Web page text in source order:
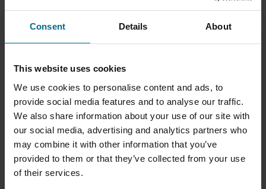
Consent Details About
This website uses cookies
We use cookies to personalise content and ads, to
provide social media features and to analyse our traffic.
We also share information about your use of our site with
our social media, advertising and analytics partners who
may combine it with other information that you’ve
provided to them or that they’ve collected from your use
of their services.